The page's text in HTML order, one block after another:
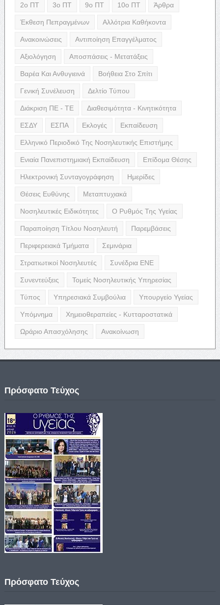
2ο ΠΤ 3ο ΠΤ 9ο ΠΤ 10ο ΠΤ Άρθρα
Έκθεση Πεπραγμένων Αλλότρια Καθήκοντα
Ανακοινώσεις Αντιποίηση Επαγγέλματος
Αξιολόγηση Αποσπάσεις - Μετατάξεις
Βαρέα Και Ανθυγιεινά Βοήθεια Στο Σπίτι
Γενική Συνέλευση Δελτίο Τύπου
Διάκριση ΠΕ - ΤΕ Διαθεσιμότητα - Κινητικότητα
ΕΣΔΥ ΕΣΠΑ Εκλογές Εκπαίδευση
Ελληνικό Περιοδικό Της Νοσηλευτικής Επιστήμης
Ενιαία Πανεπιστημιακή Εκπαίδευση Επίδομα Θέσης
Ηλεκτρονική Συνταγογράφηση Ημερίδες
Θέσεις Ευθύνης Μεταπτυχιακά
Νοσηλευτικές Ειδικότητες Ο Ρυθμός Της Υγείας
Παραποίηση Τίτλου Νοσηλευτή Παρεμβάσεις
Περιφερειακά Τμήματα Σεμινάρια
Στρατιωτικοί Νοσηλευτές Συνέδρια ΕΝΕ
Συνεντεύξεις Τομείς Νοσηλευτικής Υπηρεσίας
Τύπος Υπηρεσιακά Συμβούλια Υπουργείο Υγείας
Υπόμνημα Χημειοθεραπείες - Κυτταροστατικά
Ωράριο Απασχόλησης Ανακοίνωση
Πρόσφατο Τεύχος
Πρόσφατο Τεύχος